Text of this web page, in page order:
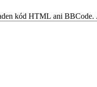
kód HTML ani BBCode.